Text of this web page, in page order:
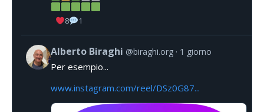
8 1
Alberto Biraghi @biraghi.org 1 giorno
Per esempio...
www.instagram.com/reel/DSz0G87...